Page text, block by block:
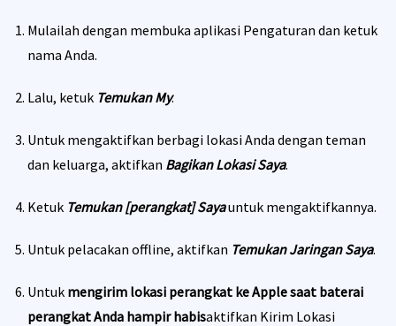
Mulailah dengan membuka aplikasi Pengaturan dan ketuk
nama Anda.
Lalu, ketuk Temukan My.
Untuk mengaktifkan berbagi lokasi Anda dengan teman
dan keluarga, aktifkan Bagikan Lokasi Saya.
Ketuk Temukan [perangkat] Sayauntuk mengaktifkannya.
Untuk pelacakan offline, aktifkan Temukan Jaringan Saya.
Untuk mengirim lokasi perangkat ke Apple saat baterai
perangkat Anda hampir habisaktifkan Kirim Lokasi